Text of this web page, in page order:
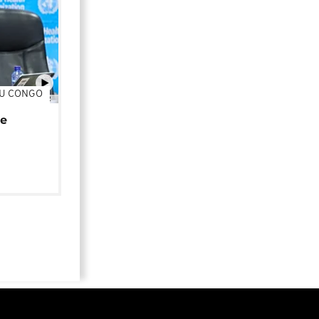
01:02
CONGO